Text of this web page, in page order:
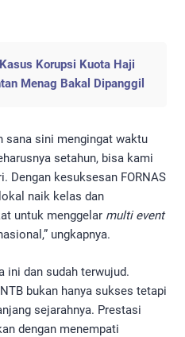
Korupsi Kuota Haji
Menag Bakal Dipanggil
sana sini mengingat waktu
setahun, bisa kami
Dengan kesuksesan FORNAS
naik kelas dan
untuk menggelar multi event
ungkapnya.
ini dan sudah terwujud.
bukan hanya sukses tetapi
sejarahnya. Prestasi
dengan menempati